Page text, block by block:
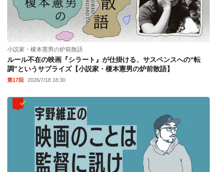
小説家・榎本憲男の炉前散語
ルール不在の映画『シラート』が仕掛ける、サスペンスへの“転
調”というサプライズ【小説家・榎本憲男の炉前散語】
第17回 2026/7/18 18:30